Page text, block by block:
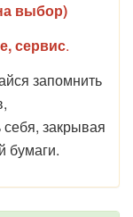
выбор)
сервис.
запомнить
закрывая
бумаги.